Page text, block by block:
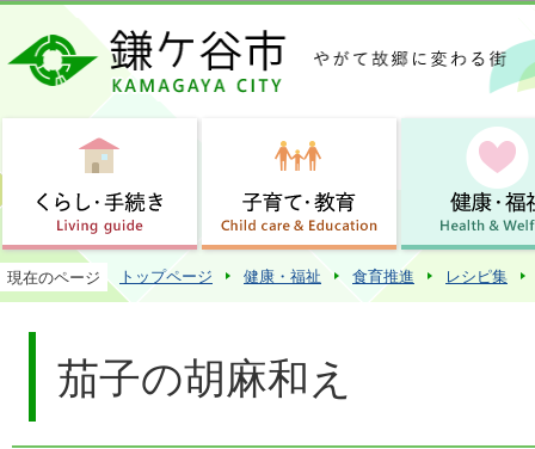
この
現在のページ トップページ 健康・福祉 食育推進 レシピ集
茄子の胡麻和え